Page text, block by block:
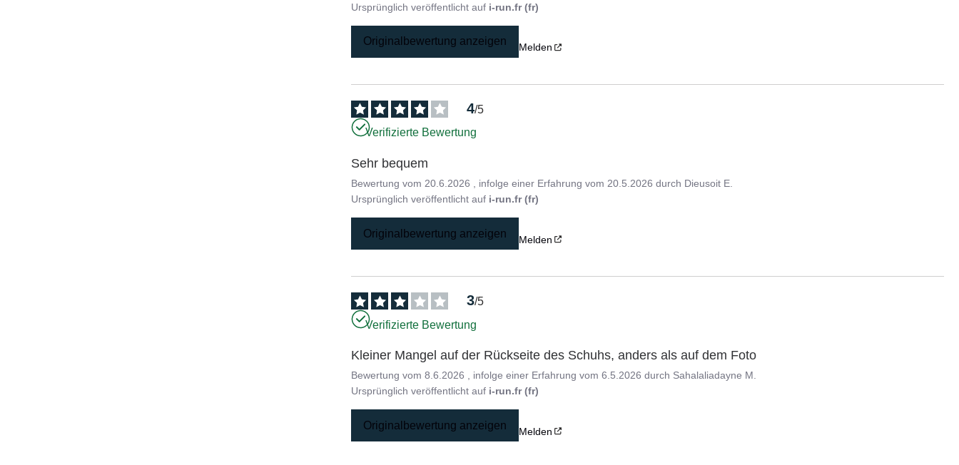
Ursprünglich veröffentlicht auf i-run.fr (fr)
Originalbewertung anzeigen Melden
4/5
Verifizierte Bewertung
Sehr bequem
Bewertung vom 20.6.2026 , infolge einer Erfahrung vom 20.5.2026 durch Dieusoit E.
Ursprünglich veröffentlicht auf i-run.fr (fr)
Originalbewertung anzeigen Melden
3/5
Verifizierte Bewertung
Kleiner Mangel auf der Rückseite des Schuhs, anders als auf dem Foto
Bewertung vom8.6.2026 , infolge einer Erfahrung vom6.5.2026 durch Sahalaliadayne M.
Ursprünglich veröffentlicht auf i-run.fr (fr)
Originalbewertung anzeigen Melden